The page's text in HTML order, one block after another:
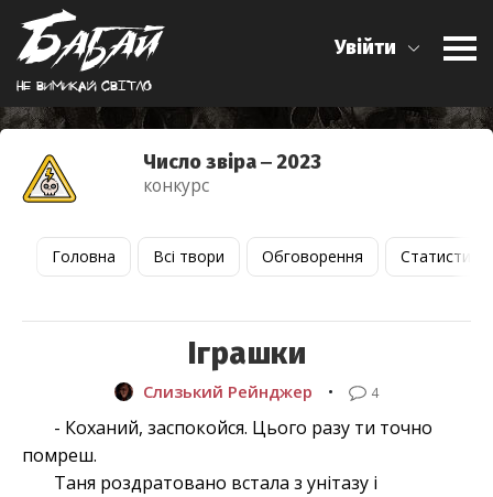
Не вимикай свiтло
Увійти
Число звіра ‒ 2023
конкурс
Головна Всі твори Обговорення Статистика
Іграшки
Слизький Рейнджер • 4
- Коханий, заспокойся. Цього разу ти точно
помреш.
Таня роздратовано встала з унітазу і